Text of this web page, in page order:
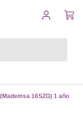
16SZG) 1 año